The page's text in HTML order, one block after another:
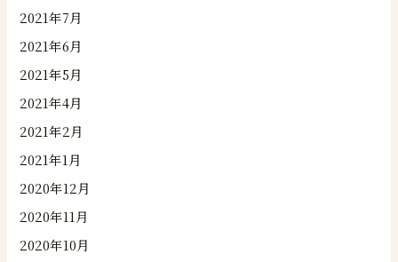
2021年7月
2021年6月
2021年5月
2021年4月
2021年2月
2021年1月
2020年12月
2020年11月
2020年10月